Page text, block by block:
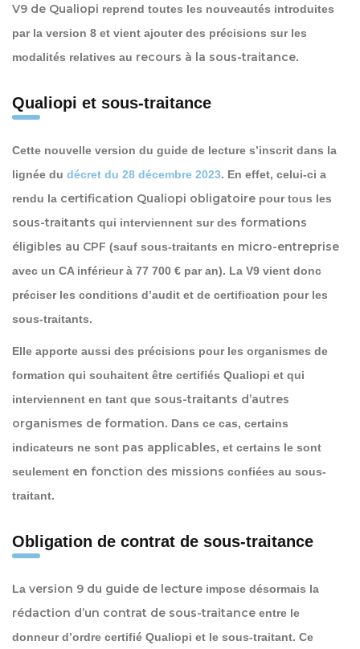
V9 de Qualiopi reprend toutes les nouveautés introduites
par la version 8 et vient ajouter des précisions sur les
modalités relatives au recours à la sous-traitance.
Qualiopi et sous-traitance
Cette nouvelle version du guide de lecture s’inscrit dans la
lignée du décret du 28 décembre 2023. En effet, celui-ci a
rendu la certification Qualiopi obligatoire pour tous les
sous-traitants qui interviennent sur des formations
éligibles au CPF (sauf sous-traitants en micro-entreprise
avec un CA inférieur à 77 700 € par an). La V9 vient donc
préciser les conditions d’audit et de certification pour les
sous-traitants.
Elle apporte aussi des précisions pour les organismes de
formation qui souhaitent être certifiés Qualiopi et qui
interviennent en tant que sous-traitants d’autres
organismes de formation. Dans ce cas, certains
indicateurs ne sont pas applicables, et certains le sont
seulement en fonction des missions confiées au sous-
traitant.
Obligation de contrat de sous-traitance
La version 9 du guide de lecture impose désormais la
rédaction d’un contrat de sous-traitance entre le
donneur d’ordre certifié Qualiopi et le sous-traitant. Ce